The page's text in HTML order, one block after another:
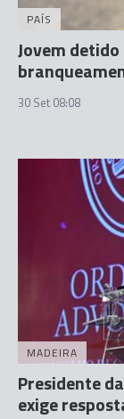
PAÍS
Jovem
30 Set 08:08
MADEIRA
Presidente
exige